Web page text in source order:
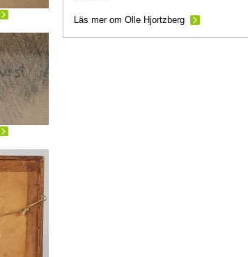
Läs mer om Olle Hjortzberg